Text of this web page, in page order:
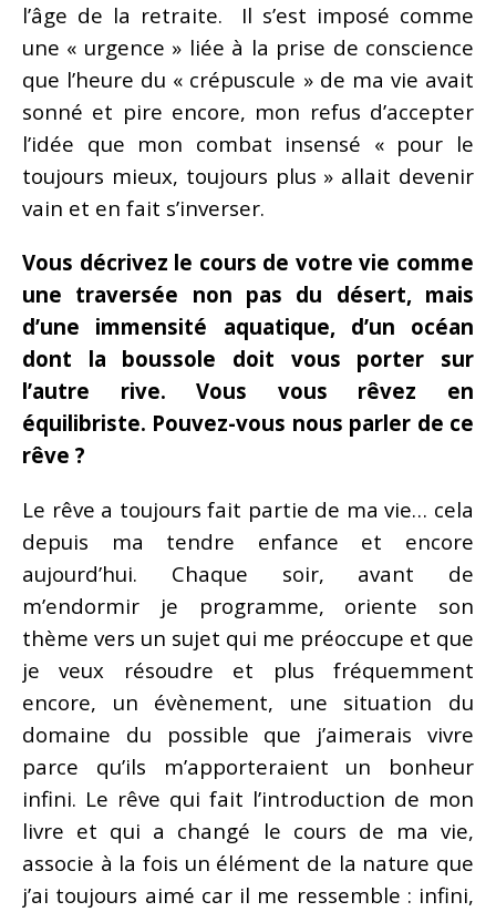
l’âge de la retraite. Il s’est imposé comme
une « urgence » liée à la prise de conscience
que l’heure du « crépuscule » de ma vie avait
sonné et pire encore, mon refus d’accepter
l’idée que mon combat insensé « pour le
toujours mieux, toujours plus » allait devenir
vain et en fait s’inverser.
Vous décrivez le cours de votre vie comme
une traversée non pas du désert, mais
d’une immensité aquatique, d’un océan
dont la boussole doit vous porter sur
l’autre rive. Vous vous rêvez en
équilibriste. Pouvez-vous nous parler de ce
rêve ?
Le rêve a toujours fait partie de ma vie… cela
depuis ma tendre enfance et encore
aujourd’hui. Chaque soir, avant de
m’endormir je programme, oriente son
thème vers un sujet qui me préoccupe et que
je veux résoudre et plus fréquemment
encore, un évènement, une situation du
domaine du possible que j’aimerais vivre
parce qu’ils m’apporteraient un bonheur
infini. Le rêve qui fait l’introduction de mon
livre et qui a changé le cours de ma vie,
associe à la fois un élément de la nature que
j’ai toujours aimé car il me ressemble : infini,